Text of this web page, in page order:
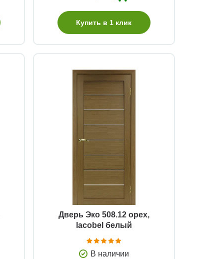
Купить в 1 клик
Дверь Эко 508.12 орех,
lacobel белый
В наличии